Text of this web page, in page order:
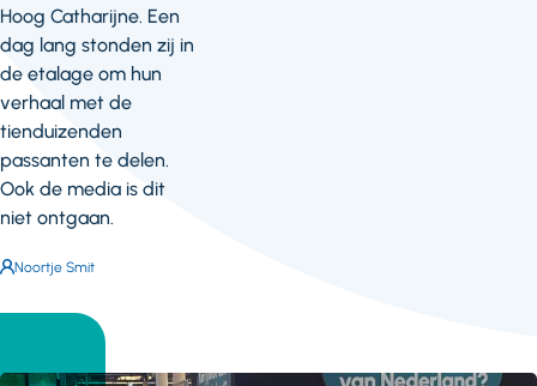
Hoog Catharijne. Een
dag lang stonden zij in
de etalage om hun
verhaal met de
tienduizenden
passanten te delen.
Ook de media is dit
niet ontgaan.
Auteur:
Noortje Smit